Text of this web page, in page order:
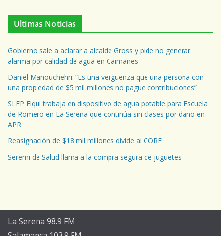
Ultimas Noticias
Gobierno sale a aclarar a alcalde Gross y pide no generar
alarma por calidad de agua en Caimanes
Daniel Manouchehri: “Es una vergüenza que una persona con
una propiedad de $5 mil millones no pague contribuciones”
SLEP Elqui trabaja en dispositivo de agua potable para Escuela
de Romero en La Serena que continúa sin clases por daño en
APR
Reasignación de $18 mil millones divide al CORE
Seremi de Salud llama a la compra segura de juguetes
La Serena 98.9 FM